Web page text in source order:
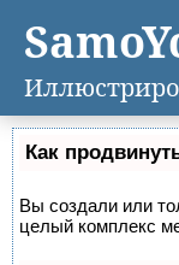
Как
Вы создали или
целый комплекс